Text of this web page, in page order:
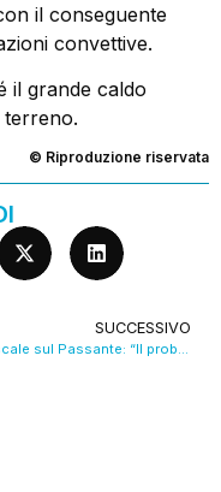
il conseguente
convettive.
il grande caldo
© Riproduzione riservata
SUCCESSIVO